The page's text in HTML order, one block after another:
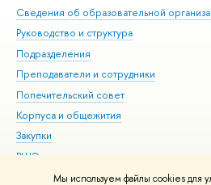
Мы используем файлы cookies для
Сведения об образовательной
Руководство и структура
Подразделения
Преподаватели и сотрудники
Попечительский совет
Корпуса и общежития
Закупки
ВШЭ для студентов с ограниченными
здоровья и инвалидностью